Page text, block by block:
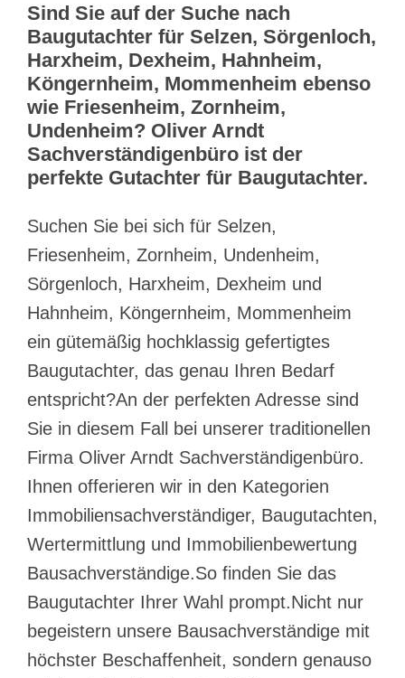
Sind Sie auf der Suche nach
Baugutachter für Selzen, Sörgenloch,
Harxheim, Dexheim, Hahnheim,
Köngernheim, Mommenheim ebenso
wie Friesenheim, Zornheim,
Undenheim? Oliver Arndt
Sachverständigenbüro ist der
perfekte Gutachter für Baugutachter.
Suchen Sie bei sich für Selzen,
Friesenheim, Zornheim, Undenheim,
Sörgenloch, Harxheim, Dexheim und
Hahnheim, Köngernheim, Mommenheim
ein gütemäßig hochklassig gefertigtes
Baugutachter, das genau Ihren Bedarf
entspricht?An der perfekten Adresse sind
Sie in diesem Fall bei unserer traditionellen
Firma Oliver Arndt Sachverständigenbüro.
Ihnen offerieren wir in den Kategorien
Immobiliensachverständiger, Baugutachten,
Wertermittlung und Immobilienbewertung
Bausachverständige.So finden Sie das
Baugutachter Ihrer Wahl prompt.Nicht nur
begeistern unsere Bausachverständige mit
höchster Beschaffenheit, sondern genauso